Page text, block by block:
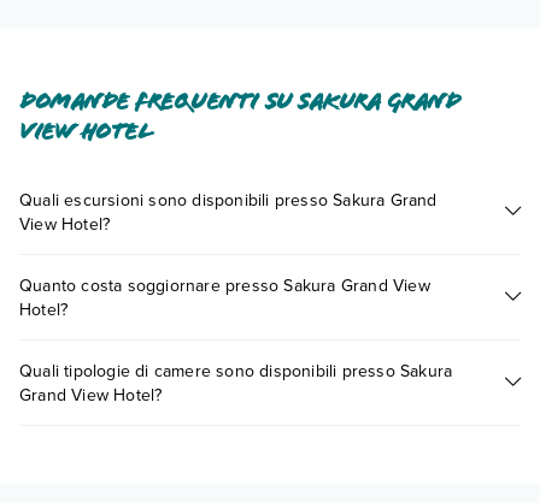
Domande frequenti su Sakura Grand
View Hotel
Quali escursioni sono disponibili presso Sakura Grand
View Hotel?
presso Sakura Grand View Hotel. Scoprile tutte nella
sezione
dedicata
Quanto costa soggiornare presso Sakura Grand View
Hotel?
vari fattori (per es. date, condizioni dell'hotel, ecc). Per
consultare i prezzi, compila il motore di ricerca e scegli
Quali tipologie di camere sono disponibili presso Sakura
Grand View Hotel?